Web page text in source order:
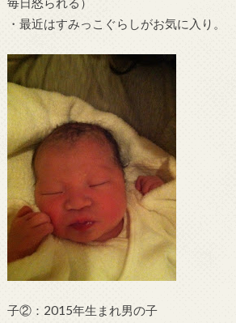
・最近はすみっこぐらしがお気に入り。
子②：2015年生まれ男の子